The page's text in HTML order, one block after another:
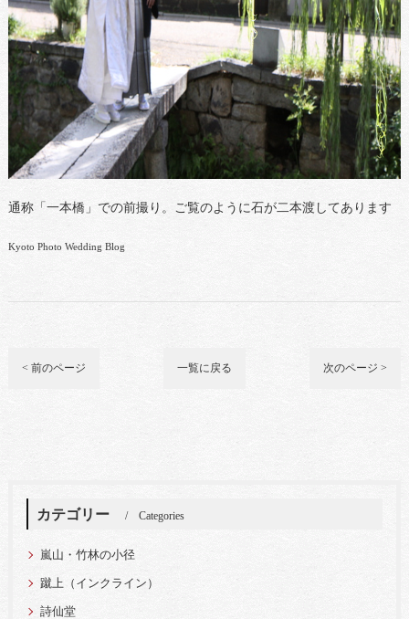
通称「一本橋」での前撮り。ご覧のように石が二本渡してあります
Kyoto Photo Wedding Blog
< 前のページ 一覧に戻る 次のページ >
カテゴリー Categories
嵐山・竹林の小径
蹴上（インクライン）
詩仙堂